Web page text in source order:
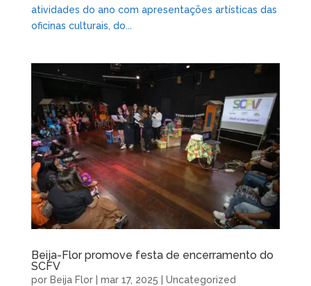
atividades do ano com apresentações artísticas das
oficinas culturais, do...
Beija-Flor promove festa de encerramento do
SCFV
por Beija Flor| mar 17, 2025 Uncategorized